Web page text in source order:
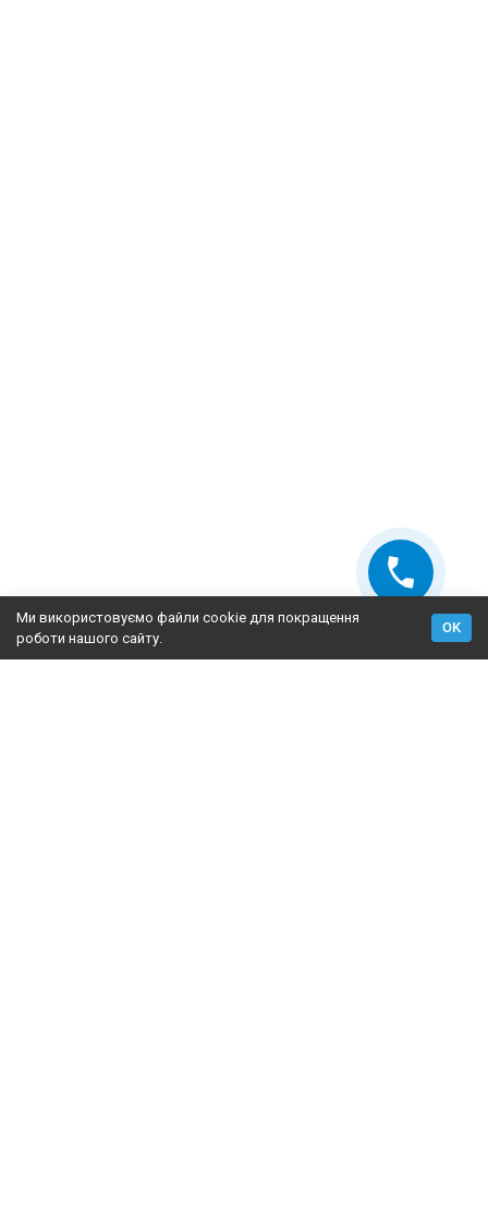
Ми використовуємо файли cookie для покращення
роботи нашого сайту.
OK